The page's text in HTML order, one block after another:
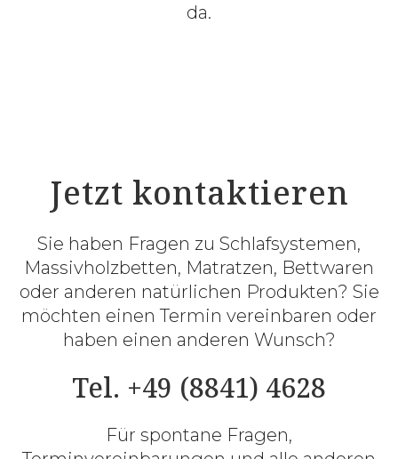
da.
Jetzt kontaktieren
Sie haben Fragen zu Schlafsystemen,
Massivholzbetten, Matratzen, Bettwaren
oder anderen natürlichen Produkten? Sie
möchten einen Termin vereinbaren oder
haben einen anderen Wunsch?
Tel. +49 (8841) 4628
Für spontane Fragen,